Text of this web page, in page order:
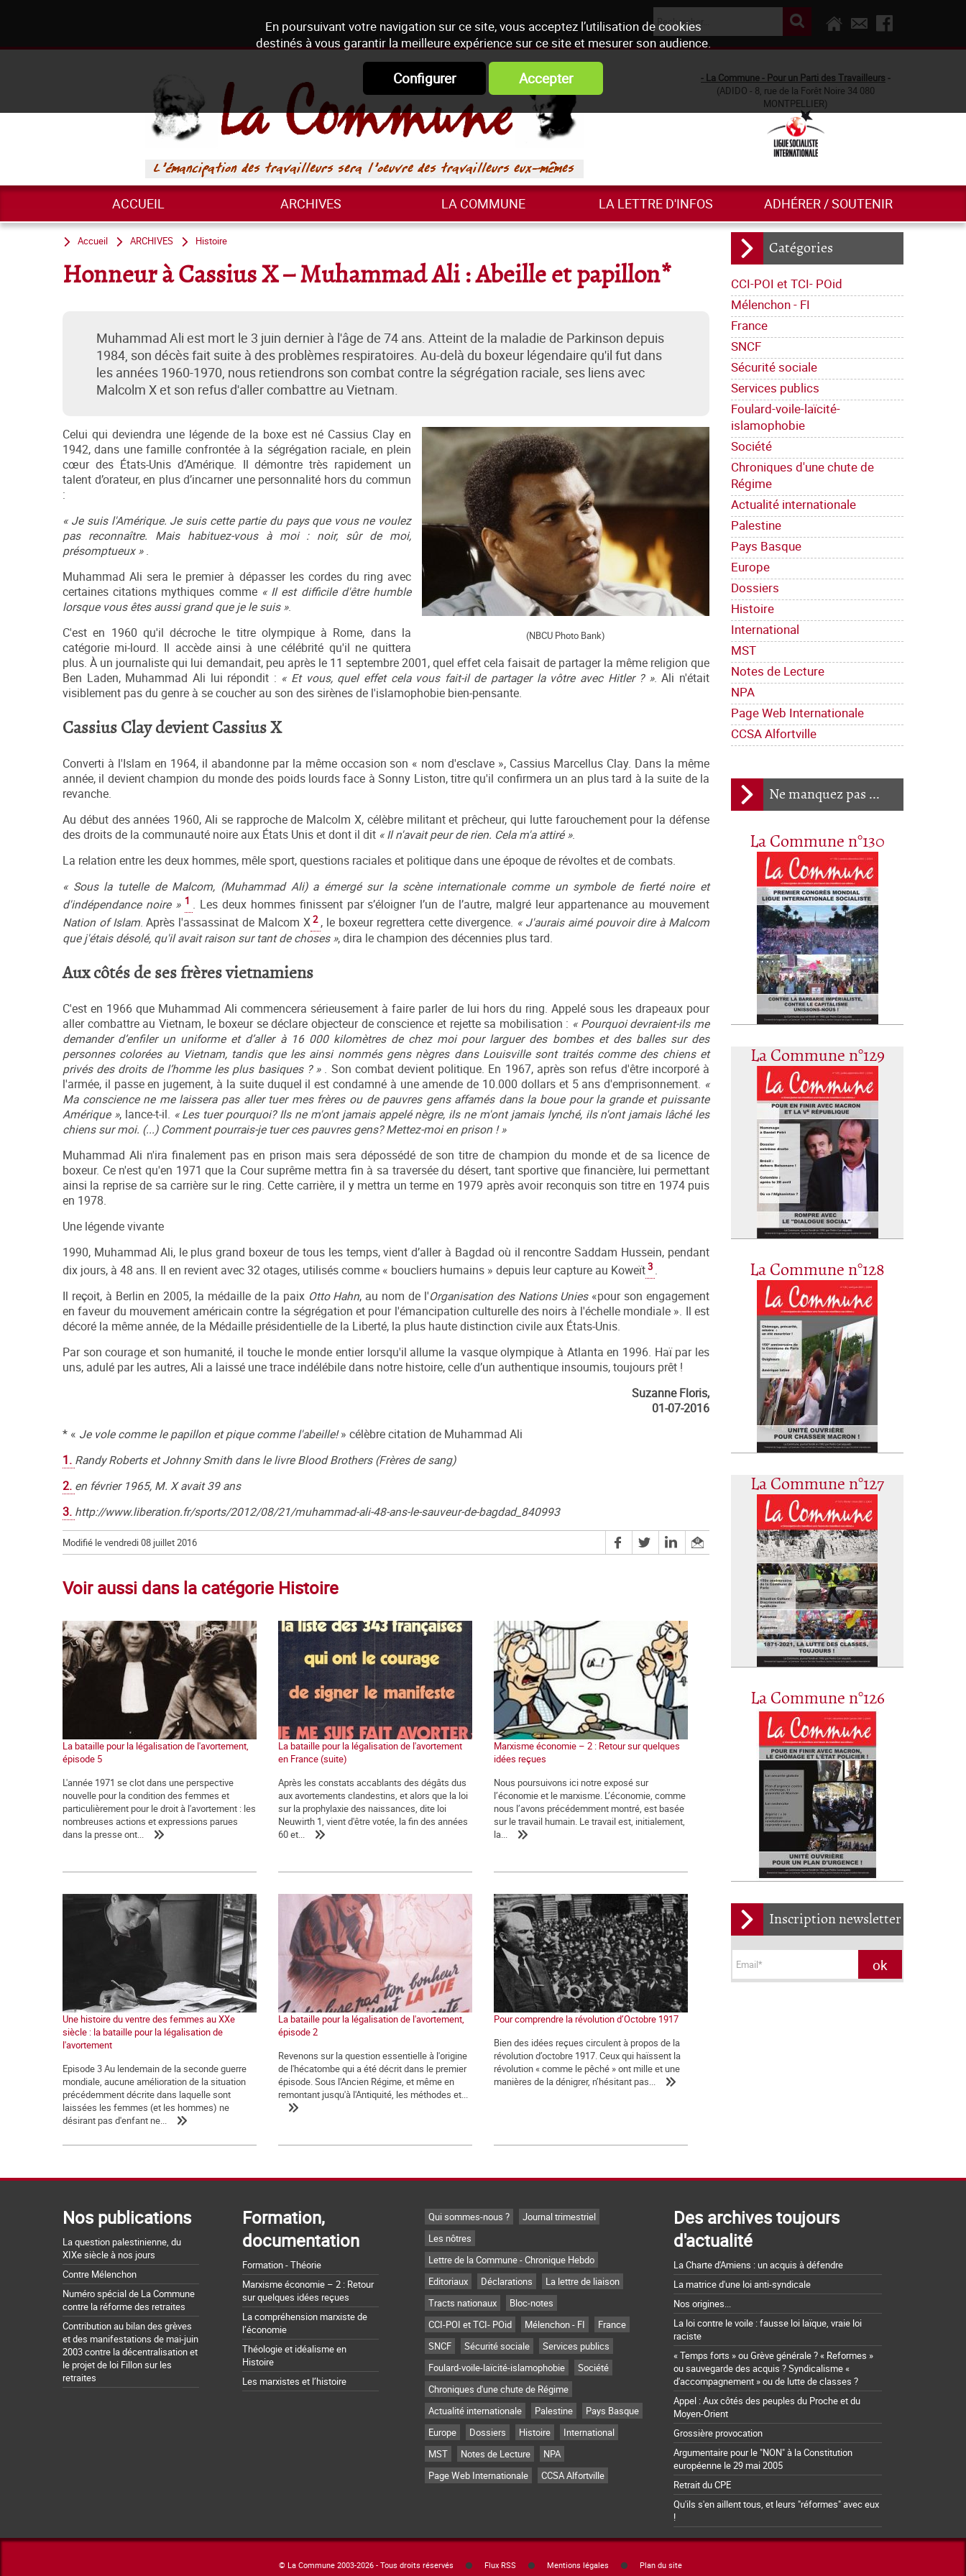
En poursuivant votre navigation sur ce site, vous acceptez l’utilisation de cookies
destinés à vous garantir la meilleure expérience sur ce site et mesurer son audience.
Configurer Accepter - La Commune - Pour un Parti des Travailleurs -
(ADIDO - 8, rue de la Forêt Noire 34 080
MONTPELLIER)
ACCUEIL ARCHIVES LA COMMUNE LA LETTRE D'INFOS ADHÉRER / SOUTENIR
Catégories
CCI-POI et TCI- POid
Mélenchon - FI
France
SNCF
Sécurité sociale
Services publics
Foulard-voile-laïcité-
islamophobie
Société
Chroniques d'une chute de
Régime
Actualité internationale
Palestine
Pays Basque
Europe
Dossiers
Histoire
International
MST
Notes de Lecture
NPA
Page Web Internationale
CCSA Alfortville
Ne manquez pas ...
La Commune n°130
La Commune n°129
La Commune n°128
La Commune n°127
La Commune n°126
Inscription newsletter
Accueil ARCHIVES Histoire
Honneur à Cassius X – Muhammad Ali : Abeille et papillon*
Muhammad Ali est mort le 3 juin dernier à l'âge de 74 ans. Atteint de la maladie de Parkinson depuis
1984, son décès fait suite à des problèmes respiratoires. Au-delà du boxeur légendaire qu'il fut dans
les années 1960-1970, nous retiendrons son combat contre la ségrégation raciale, ses liens avec
Malcolm X et son refus d'aller combattre au Vietnam.
(NBCU Photo Bank)
Celui qui deviendra une légende de la boxe est né Cassius Clay en
1942, dans une famille confrontée à la ségrégation raciale, en plein
cœur des États-Unis d’Amérique. Il démontre très rapidement un
talent d’orateur, en plus d’incarner une personnalité hors du commun
:
« Je suis l'Amérique. Je suis cette partie du pays que vous ne voulez
pas reconnaître. Mais habituez-vous à moi : noir, sûr de moi,
présomptueux ».
Muhammad Ali sera le premier à dépasser les cordes du ring avec
certaines citations mythiques comme « Il est difficile d'être humble
lorsque vous êtes aussi grand que je le suis ».
C'est en 1960 qu'il décroche le titre olympique à Rome, dans la
catégorie mi-lourd. Il accède ainsi à une célébrité qu'il ne quittera
plus. À un journaliste qui lui demandait, peu après le 11 septembre 2001, quel effet cela faisait de partager la même religion que
Ben Laden, Muhammad Ali lui répondit : « Et vous, quel effet cela vous fait-il de partager la vôtre avec Hitler ? ». Ali n'était
visiblement pas du genre à se coucher au son des sirènes de l'islamophobie bien-pensante.
Cassius Clay devient Cassius X
Converti à l'Islam en 1964, il abandonne par la même occasion son « nom d'esclave », Cassius Marcellus Clay. Dans la même
année, il devient champion du monde des poids lourds face à Sonny Liston, titre qu'il confirmera un an plus tard à la suite de la
revanche.
Au début des années 1960, Ali se rapproche de Malcolm X, célèbre militant et prêcheur, qui lutte farouchement pour la défense
des droits de la communauté noire aux États Unis et dont il dit « Il n'avait peur de rien. Cela m'a attiré ».
La relation entre les deux hommes, mêle sport, questions raciales et politique dans une époque de révoltes et de combats.
« Sous la tutelle de Malcom, (Muhammad Ali) a émergé sur la scène internationale comme un symbole de fierté noire et
d'indépendance noire » 1 . Les deux hommes finissent par s’éloigner l’un de l’autre, malgré leur appartenance au mouvement
Nation of Islam. Après l'assassinat de Malcom X2 , le boxeur regrettera cette divergence. « J'aurais aimé pouvoir dire à Malcom
que j'étais désolé, qu'il avait raison sur tant de choses », dira le champion des décennies plus tard.
Aux côtés de ses frères vietnamiens
C'est en 1966 que Muhammad Ali commencera sérieusement à faire parler de lui hors du ring. Appelé sous les drapeaux pour
aller combattre au Vietnam, le boxeur se déclare objecteur de conscience et rejette sa mobilisation : « Pourquoi devraient-ils me
demander d’enfiler un uniforme et d’aller à 16 000 kilomètres de chez moi pour larguer des bombes et des balles sur des
personnes colorées au Vietnam, tandis que les ainsi nommés gens nègres dans Louisville sont traités comme des chiens et
privés des droits de l’homme les plus basiques ? » . Son combat devient politique. En 1967, après son refus d'être incorporé à
l'armée, il passe en jugement, à la suite duquel il est condamné à une amende de 10.000 dollars et 5 ans d'emprisonnement. «
Ma conscience ne me laissera pas aller tuer mes frères ou de pauvres gens affamés dans la boue pour la grande et puissante
Amérique », lance-t-il. « Les tuer pourquoi? Ils ne m'ont jamais appelé nègre, ils ne m'ont jamais lynché, ils n'ont jamais lâché les
chiens sur moi. (...) Comment pourrais-je tuer ces pauvres gens? Mettez-moi en prison ! »
Muhammad Ali n'ira finalement pas en prison mais sera dépossédé de son titre de champion du monde et de sa licence de
boxeur. Ce n'est qu'en 1971 que la Cour suprême mettra fin à sa traversée du désert, tant sportive que financière, lui permettant
ainsi la reprise de sa carrière sur le ring. Cette carrière, il y mettra un terme en 1979 après avoir reconquis son titre en 1974 puis
en 1978.
Une légende vivante
1990, Muhammad Ali, le plus grand boxeur de tous les temps, vient d’aller à Bagdad où il rencontre Saddam Hussein, pendant
dix jours, à 48 ans. Il en revient avec 32 otages, utilisés comme « boucliers humains » depuis leur capture au Koweït3 .
Il reçoit, à Berlin en 2005, la médaille de la paix Otto Hahn, au nom de l'Organisation des Nations Unies«pour son engagement
en faveur du mouvement américain contre la ségrégation et pour l'émancipation culturelle des noirs à l'échelle mondiale ». Il est
décoré la même année, de la Médaille présidentielle de la Liberté, la plus haute distinction civile aux États-Unis.
Par son courage et son humanité, il touche le monde entier lorsqu'il allume la vasque olympique à Atlanta en 1996. Haï par les
uns, adulé par les autres, Ali a laissé une trace indélébile dans notre histoire, celle d’un authentique insoumis, toujours prêt !
Suzanne Floris,
01-07-2016
* « Je vole comme le papillon et pique comme l'abeille!» célèbre citation de Muhammad Ali
1. Randy Roberts et Johnny Smith dans le livre Blood Brothers (Frères de sang)
2. en février 1965, M. X avait 39 ans
3. http://www.liberation.fr/sports/2012/08/21/muhammad-ali-48-ans-le-sauveur-de-bagdad_840993
Modifié le vendredi 08 juillet 2016
Voir aussi dans la catégorie Histoire
La bataille pour la légalisation de l'avortement,
épisode 5
L'année 1971 se clot dans une perspective
nouvelle pour la condition des femmes et
particulièrement pour le droit à l'avortement : les
nombreuses actions et expressions parues
dans la presse ont...
La bataille pour la légalisation de l'avortement
en France (suite)
Après les constats accablants des dégâts dus
aux avortements clandestins, et alors que la loi
sur la prophylaxie des naissances, dite loi
Neuwirth 1, vient d'être votée, la fin des années
60 et...
Marxisme économie – 2 : Retour sur quelques
idées reçues
Nous poursuivons ici notre exposé sur
l’économie et le marxisme. L’économie, comme
nous l’avons précédemment montré, est basée
sur le travail humain. Le travail est, initialement,
la...
Une histoire du ventre des femmes au XXe
siècle : la bataille pour la légalisation de
l'avortement
Episode 3 Au lendemain de la seconde guerre
mondiale, aucune amélioration de la situation
précédemment décrite dans laquelle sont
laissées les femmes (et les hommes) ne
désirant pas d'enfant ne...
La bataille pour la légalisation de l'avortement,
épisode 2
Revenons sur la question essentielle à l'origine
de l'hécatombe qui a été décrit dans le premier
épisode. Sous l'Ancien Régime, et même en
remontant jusqu'à l'Antiquité, les méthodes et...
Pour comprendre la révolution d’Octobre 1917
Bien des idées reçues circulent à propos de la
révolution d’octobre 1917. Ceux qui haïssent la
révolution « comme le pêché » ont mille et une
manières de la dénigrer, n’hésitant pas...
Nos publications
La question palestinienne, du
XIXe siècle à nos jours
Contre Mélenchon
Numéro spécial de La Commune
contre la réforme des retraites
Contribution au bilan des grèves
et des manifestations de mai-juin
2003 contre la décentralisation et
le projet de loi Fillon sur les
retraites
Formation,
documentation
Formation - Théorie
Marxisme économie – 2 : Retour
sur quelques idées reçues
La compréhension marxiste de
l’économie
Théologie et idéalisme en
Histoire
Les marxistes et l’histoire
Qui sommes-nous ?
Journal trimestriel
Les nôtres
Lettre de la Commune - Chronique Hebdo
Editoriaux
Déclarations
La lettre de liaison
Tracts nationaux
Bloc-notes
CCI-POI et TCI- POid
Mélenchon - FI
France
SNCF
Sécurité sociale
Services publics
Foulard-voile-laïcité-islamophobie
Société
Chroniques d'une chute de Régime
Actualité internationale
Palestine
Pays Basque
Europe
Dossiers Histoire
International
MST
Notes de Lecture
NPA
Page Web Internationale
CCSA Alfortville
Des archives toujours
d'actualité
La Charte d'Amiens : un acquis à défendre
La matrice d'une loi anti-syndicale
Nos origines...
La loi contre le voile : fausse loi laïque, vraie loi
raciste
« Temps forts » ou Grève générale ? « Reformes »
ou sauvegarde des acquis ? Syndicalisme «
d'accompagnement » ou de lutte de classes ?
Appel : Aux côtés des peuples du Proche et du
Moyen-Orient
Grossière provocation
Argumentaire pour le "NON" à la Constitution
européenne le 29 mai 2005
Retrait du CPE
Qu'ils s'en aillent tous, et leurs "réformes" avec eux
!
© La Commune 2003-2026 - Tous droits réservés Flux RSS Mentions légales Plan du site